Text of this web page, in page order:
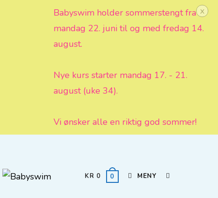
x
Babyswim holder sommerstengt fra
mandag 22. juni til og med fredag 14.
august.
Nye kurs starter mandag 17. - 21.
august (uke 34).
Vi ønsker alle en riktig god sommer!
KR 0 0 MENY